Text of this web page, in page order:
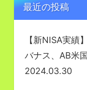
最近の投稿
【新NISA実績
バナス、AB米
2024.03.30